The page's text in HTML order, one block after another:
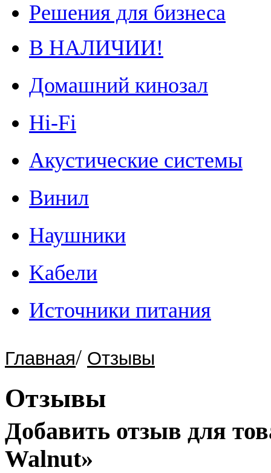
Решения для бизнеса
В НАЛИЧИИ!
Домашний кинозал
Hi-Fi
Акустические системы
Винил
Наушники
Kабели
Источники питания
Главная/ Отзывы
Отзывы
Добавить отзыв для
Walnut»